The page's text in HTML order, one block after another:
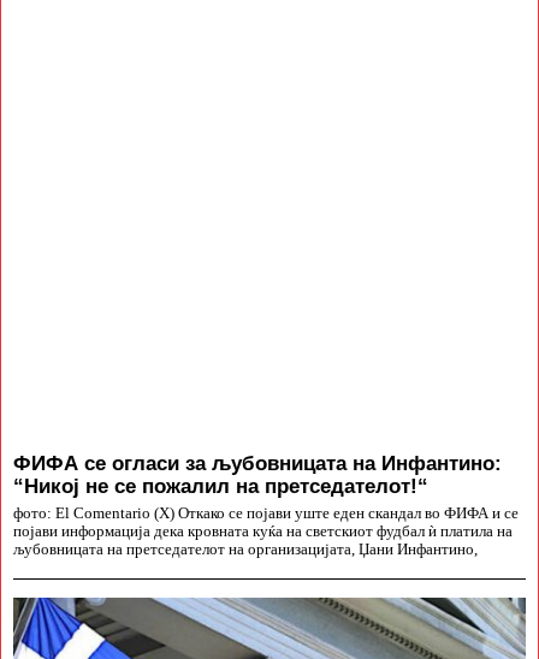
ФИФА се огласи за љубовницата на Инфантино:
“Никој не се пожалил на претседателот!“
фото: El Comentario (X) Откако се појави уште еден скандал во ФИФА и се
појави информација дека кровната куќа на светскиот фудбал ѝ платила на
љубовницата на претседателот на организацијата, Џани Инфантино,